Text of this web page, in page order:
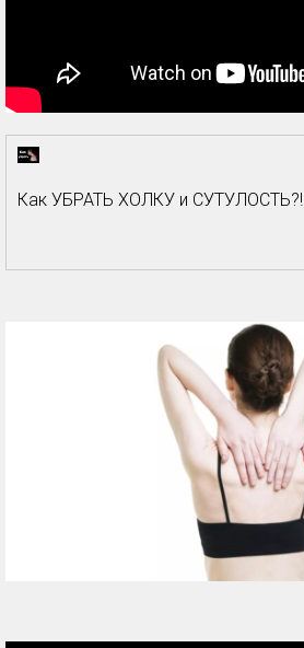
Как УБРАТЬ ХОЛКУ и СУТУЛОСТЬ?!